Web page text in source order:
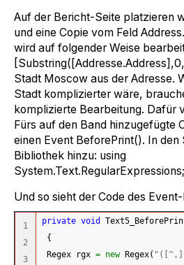
Auf der Bericht-Seite platzieren
und eine Copie vom Feld
wird auf folgender Weise
Stadt Moscow aus der Adresse.
Stadt komplizierter wäre,
komplizierte Bearbeitung. Dafür
Fürs auf den Band hinzugefügte
einen Event BeforePrint(). In
Bibliothek hinzu: using
System.Text.RegularExpressions;
Und so sieht der Code des
1
2
3
private void
{
Regex rgx = new Regex( "([^,]|